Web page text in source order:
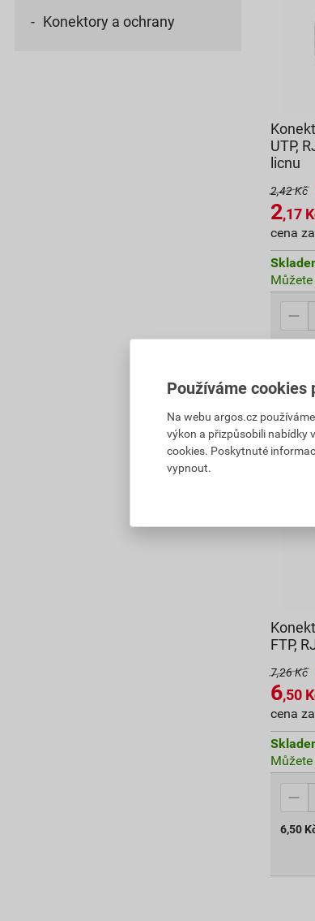
Konektory a ochrany
UTP,
licnu
2,42 Kč
2,17
cena
FTP,
7,26 Kč
6,50
cena
6,50
Používáme cookies
Na webu argos.cz
výkon a přizpůsobili nabídky
cookies. Poskytnuté
vypnout.